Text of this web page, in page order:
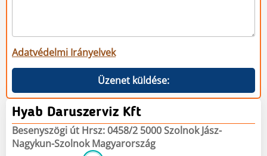
Adatvédelmi Irányelvek
Üzenet küldése:
Hyab Daruszerviz Kft
Besenyszögi út Hrsz: 0458/2 5000 Szolnok Jász-
Nagykun-Szolnok Magyarország